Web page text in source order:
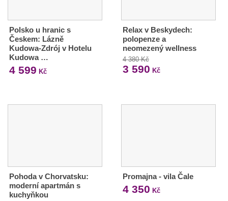
Polsko u hranic s
Českem: Lázně
Kudowa-Zdrój v Hotelu
Kudowa …
4 599 Kč
Relax v Beskydech:
polopenze a
neomezený wellness
4 380 Kč
3 590 Kč
Pohoda v Chorvatsku:
moderní apartmán s
kuchyňkou
Promajna - vila Čale
4 350 Kč